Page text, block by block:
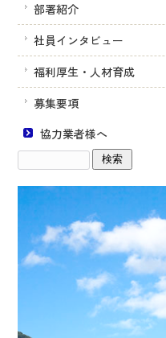
部署紹介
社員インタビュー
福利厚生・人材育成
募集要項
協力業者様へ
サ
イ
ト